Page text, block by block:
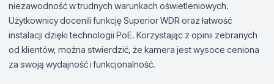
niezawodność w trudnych warunkach oświetleniowych.
Użytkownicy docenili funkcję Superior WDR oraz łatwość
instalacji dzięki technologii PoE. Korzystając z opinii zebranych
od klientów, można stwierdzić, że kamera jest wysoce ceniona
za swoją wydajność i funkcjonalność.